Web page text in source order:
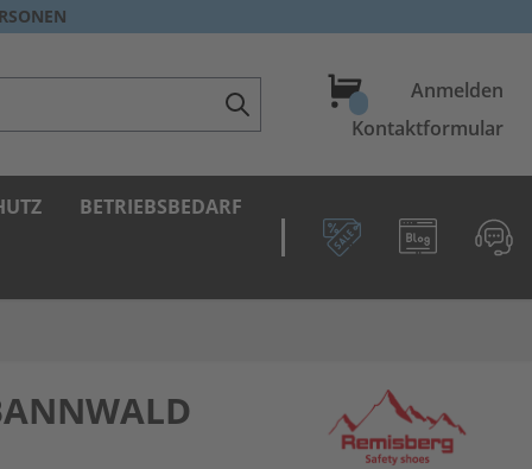
WarenkorbAnmelden
Kontaktformular
BETRIEBSBEDARF